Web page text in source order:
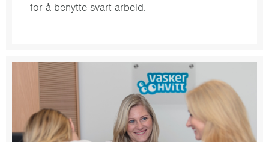
for å benytte svart arbeid.